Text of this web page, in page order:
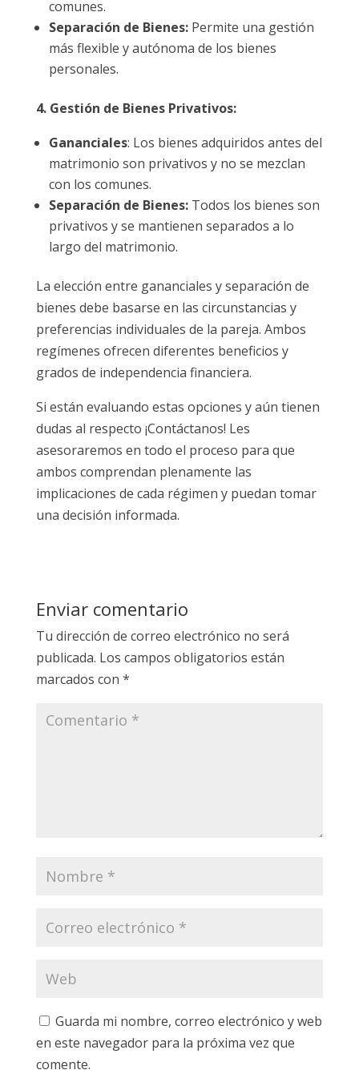
comunes.
Separación de Bienes:Permite una gestión
más flexible y autónoma de los bienes
personales.
4. Gestión de Bienes Privativos:
Gananciales: Los bienes adquiridos antes del
matrimonio son privativos y no se mezclan
con los comunes.
Separación de Bienes:Todos los bienes son
privativos y se mantienen separados a lo
largo del matrimonio.
La elección entre gananciales y separación de
bienes debe basarse en las circunstancias y
preferencias individuales de la pareja. Ambos
regímenes ofrecen diferentes beneficios y
grados de independencia financiera.
Si están evaluando estas opciones y aún tienen
dudas al respecto ¡Contáctanos! Les
asesoraremos en todo el proceso para que
ambos comprendan plenamente las
implicaciones de cada régimen y puedan tomar
una decisión informada.
Enviar comentario
Tu dirección de correo electrónico no será
publicada. Los campos obligatorios están
marcados con *
Guarda mi nombre, correo electrónico y web
en este navegador para la próxima vez que
comente.